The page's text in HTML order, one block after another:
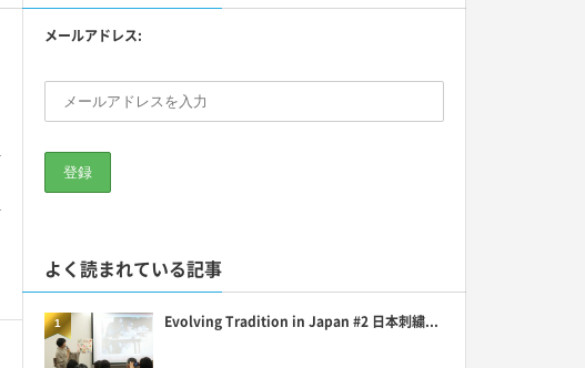
メールアドレス:
よく読まれている記事
Evolving Tradition in Japan #2 日本刺繍...
1